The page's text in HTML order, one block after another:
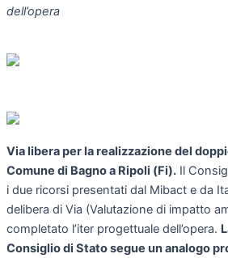
dell’opera
Via libera per la realizzazione del
Comune di Bagno a Ripoli (Fi). Il
i due ricorsi presentati dal Mibact e da
delibera di Via (Valutazione di impatto
completato l’iter progettuale dell’opera.
Consiglio di Stato segue un analogo